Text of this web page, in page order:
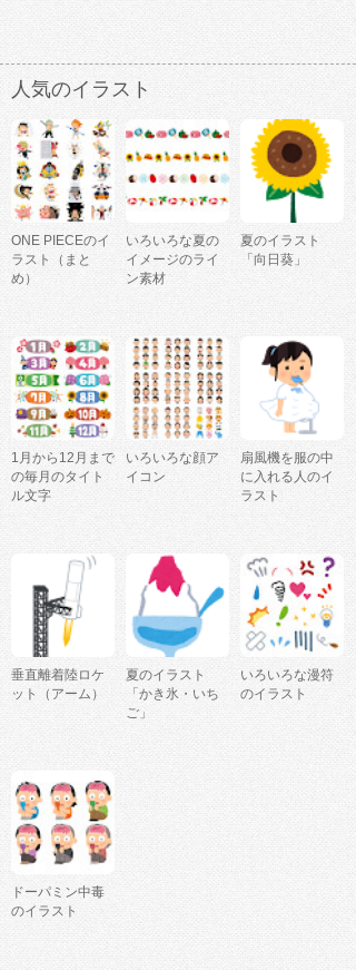
人気のイラスト
ONE PIECEのイ
ラスト（まと
め）
いろいろな夏の
イメージのライ
ン素材
夏のイラスト
「向日葵」
1月から12月まで
の毎月のタイト
ル文字
いろいろな顔ア
イコン
扇風機を服の中
に入れる人のイ
ラスト
垂直離着陸ロケ
ット（アーム）
夏のイラスト
「かき氷・いち
ご」
いろいろな漫符
のイラスト
ドーパミン中毒
のイラスト